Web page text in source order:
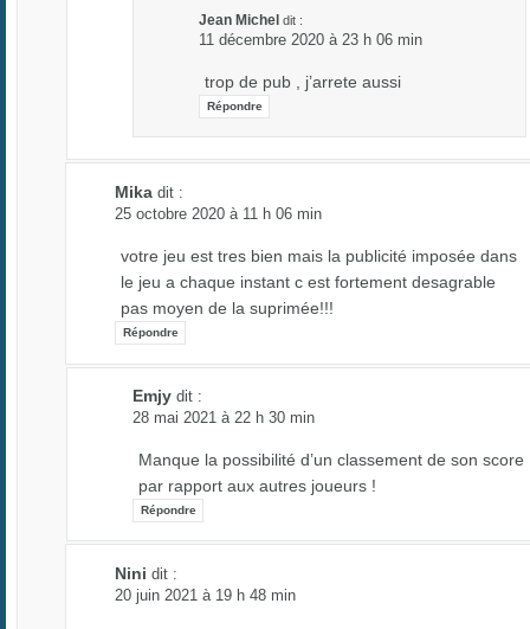
Jean Michel dit :
11 décembre 2020 à 23 h 06 min
trop de pub , j’arrete aussi
Répondre
Mika dit :
25 octobre 2020 à 11 h 06 min
votre jeu est tres bien mais la publicité imposée dans
le jeu a chaque instant c est fortement desagrable
pas moyen de la suprimée!!!
Répondre
Emjy dit :
28 mai 2021 à 22 h 30 min
Manque la possibilité d’un classement de son score
par rapport aux autres joueurs !
Répondre
Nini dit :
20 juin 2021 à 19 h 48 min